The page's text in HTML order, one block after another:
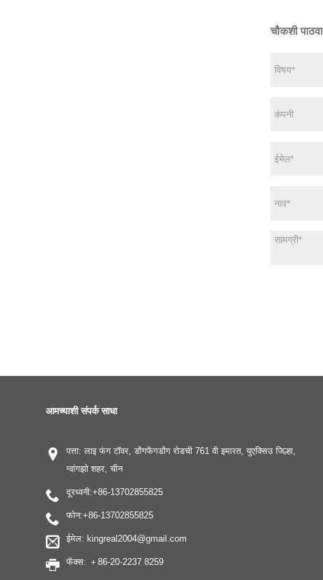
चौकशी पाठवा
आमच्याशी संपर्क साधा
पत्ता: लाइ फंग टॉवर, डोंगफेंगडोंग रोडची 761 वी इमारत, युएक्सिउ जिल्हा,
ग्वांगझो शहर, चीन
दूरध्वनी:+86-13702855825
फोन:+86-13702855825
ईमेल: kingreal2004@gmail.com
फॅक्स: ＋86-20-2237 8259